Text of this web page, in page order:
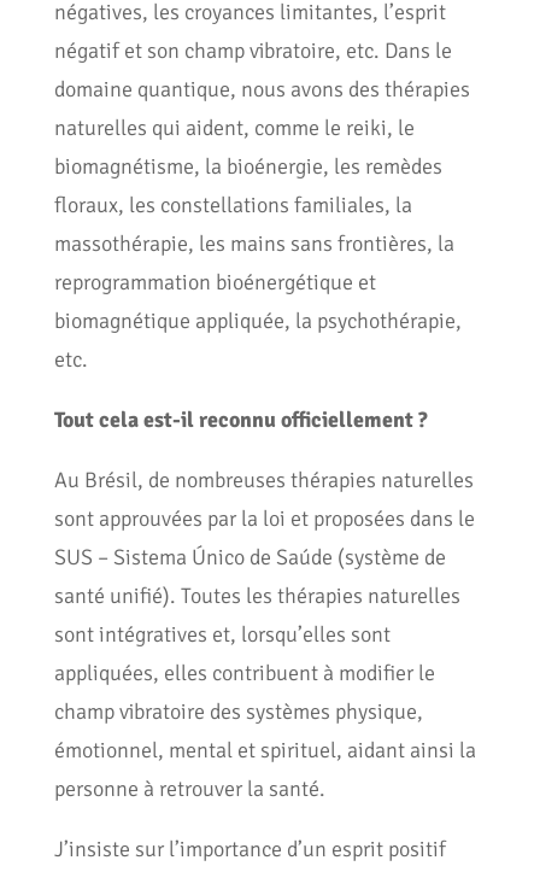
négatives, les croyances limitantes, l’esprit
négatif et son champ vibratoire, etc. Dans le
domaine quantique, nous avons des thérapies
naturelles qui aident, comme le reiki, le
biomagnétisme, la bioénergie, les remèdes
floraux, les constellations familiales, la
massothérapie, les mains sans frontières, la
reprogrammation bioénergétique et
biomagnétique appliquée, la psychothérapie,
etc.
Tout cela est-il reconnu officiellement ?
Au Brésil, de nombreuses thérapies naturelles
sont approuvées par la loi et proposées dans le
SUS – Sistema Único de Saúde (système de
santé unifié). Toutes les thérapies naturelles
sont intégratives et, lorsqu’elles sont
appliquées, elles contribuent à modifier le
champ vibratoire des systèmes physique,
émotionnel, mental et spirituel, aidant ainsi la
personne à retrouver la santé.
J’insiste sur l’importance d’un esprit positif